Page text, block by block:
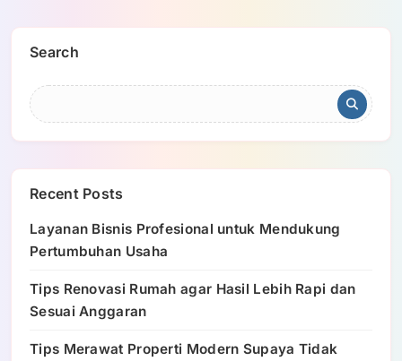
Search
Recent Posts
Layanan Bisnis Profesional untuk Mendukung
Pertumbuhan Usaha
Tips Renovasi Rumah agar Hasil Lebih Rapi dan
Sesuai Anggaran
Tips Merawat Properti Modern Supaya Tidak